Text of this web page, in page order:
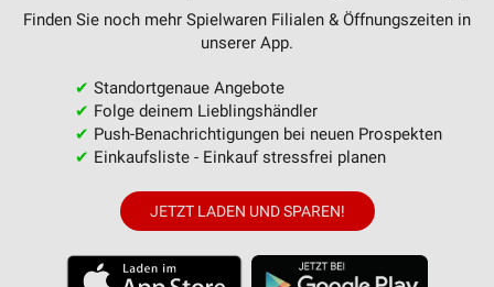
Finden Sie noch mehr Spielwaren Filialen & Öffnungszeiten in
unserer App.
✔ Standortgenaue Angebote
✔ Folge deinem Lieblingshändler
✔ Push-Benachrichtigungen bei neuen Prospekten
✔ Einkaufsliste - Einkauf stressfrei planen
JETZT LADEN UND SPAREN!